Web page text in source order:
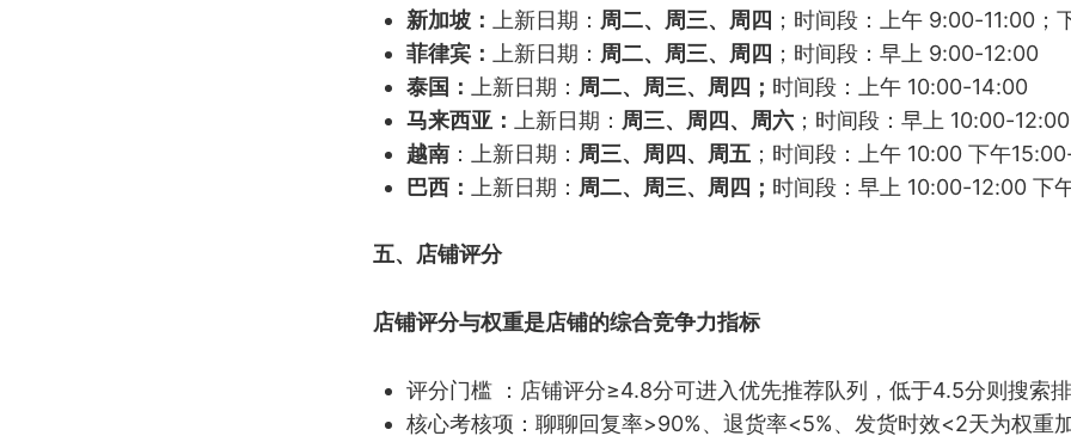
新加坡：
上新日期： 周二、周三、周四 ；时间段：上午 9:00-11:00；
菲律宾：
上新日期： 周二、周三、周四 ；时间段：早上 9:00-12:00
泰国：
上新日期： 周二、周三、周四； 时间段：上午 10:00-14:00
马来西亚：
上新日期： 周三、周四、周六 ；时间段：早上 10:00-12:00
越南 ：上新日期： 周三、周四、周五 ；时间段：上午 10:00 下午
巴西：
上新日期： 周二、周三、周四； 时间段：早上 10:00-12:00 下
五、店铺评分
店铺评分与权重是店铺的综合竞争力指标
评分门槛 ：店铺评分≥4.8分可进入优先推荐队列，低于4.5分则搜索排
核心考核项：聊聊回复率>90%、退货率<5%、发货时效<2天为权重